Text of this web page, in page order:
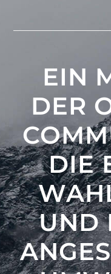
EIN
DER
DIE
UND